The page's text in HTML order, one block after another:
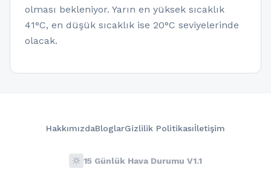
olması bekleniyor. Yarın en yüksek sıcaklık
41°C, en düşük sıcaklık ise 20°C seviyelerinde
olacak.
HakkımızdaBloglarGizlilik Politikasıİletişim
wb_sunny 15 Günlük Hava Durumu V1.1